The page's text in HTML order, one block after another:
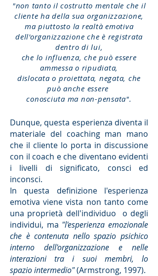
"non tanto il costrutto mentale che il
cliente ha della sua organizzazione,
ma piuttosto la realtà emotiva
dell'organizzazione che è registrata
dentro di lui,
che lo influenza, che può essere
ammessa o ripudiata,
dislocata o proiettata, negata, che
può anche essere
conosciuta ma non-pensata".
Dunque, questa esperienza diventa il
materiale del coaching man mano
che il cliente lo porta in discussione
con il coach e che diventano evidenti
i livelli di significato, consci ed
inconsci.
In questa definizione l'esperienza
emotiva viene vista non tanto come
una proprietà dell'individuo o degli
individui, ma "l'esperienza emozionale
che è contenuta nello spazio psichico
interno dell'organizzazione e nelle
interazioni tra i suoi membri, lo
spazio intermedio"(Armstrong, 1997).